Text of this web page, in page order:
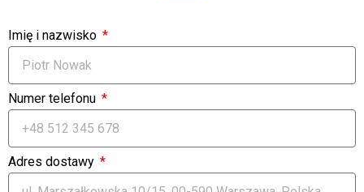
Imię i nazwisko
Numer telefonu
Adres dostawy